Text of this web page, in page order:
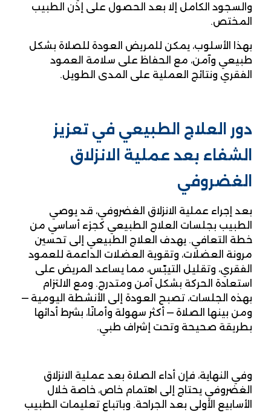
والسجود الكامل إلا بعد الحصول على إذن الطبيب
المختص.
بهذا الأسلوب، يمكن للمريض العودة للصلاة بشكل
طبيعي وآمن، مع الحفاظ على سلامة العمود
الفقري ونتائج العملية على المدى الطويل.
دور العلاج الطبيعي في تعزيز
الشفاء بعد عملية الانزلاق
الغضروفي
بعد إجراء عملية الانزلاق الغضروفي، قد يوصي
الطبيب بجلسات العلاج الطبيعي كجزء أساسي من
خطة التعافي. يهدف العلاج الطبيعي إلى تحسين
مرونة العضلات، وتقوية العضلات الداعمة للعمود
الفقري، وتقليل التيبّس، مما يساعد المريض على
استعادة الحركة بشكل آمن ومتدرج. ومع الالتزام
بهذه الجلسات، تصبح العودة إلى الأنشطة اليومية —
ومن بينها الصلاة — أكثر سهولة وأمانًا، بشرط أدائها
بطريقة صحيحة وتحت إشراف طبي.
وفي النهاية، فإن أداء الصلاة بعد عملية الانزلاق
الغضروفي يحتاج إلى اهتمام خاص، خاصة خلال
الأسابيع الأولى بعد الجراحة. وباتباع تعليمات الطبيب